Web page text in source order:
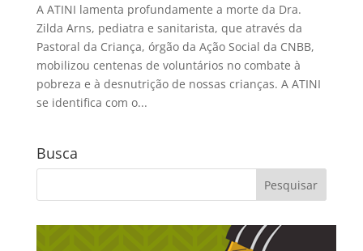
A ATINI lamenta profundamente a morte da Dra.
Zilda Arns, pediatra e sanitarista, que através da
Pastoral da Criança, órgão da Ação Social da CNBB,
mobilizou centenas de voluntários no combate à
pobreza e à desnutrição de nossas crianças. A ATINI
se identifica com o...
Busca